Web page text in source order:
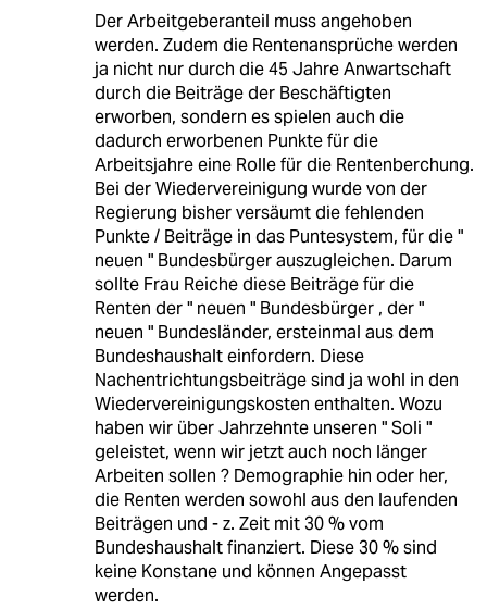
Der Arbeitgeberanteil muss angehoben
werden. Zudem die Rentenansprüche werden
ja nicht nur durch die 45 Jahre Anwartschaft
durch die Beiträge der Beschäftigten
erworben, sondern es spielen auch die
dadurch erworbenen Punkte für die
Arbeitsjahre eine Rolle für die Rentenberchung.
Bei der Wiedervereinigung wurde von der
Regierung bisher versäumt die fehlenden
Punkte / Beiträge in das Puntesystem, für die "
neuen " Bundesbürger auszugleichen. Darum
sollte Frau Reiche diese Beiträge für die
Renten der " neuen " Bundesbürger , der "
neuen " Bundesländer, ersteinmal aus dem
Bundeshaushalt einfordern. Diese
Nachentrichtungsbeiträge sind ja wohl in den
Wiedervereinigungskosten enthalten. Wozu
haben wir über Jahrzehnte unseren " Soli "
geleistet, wenn wir jetzt auch noch länger
Arbeiten sollen ? Demographie hin oder her,
die Renten werden sowohl aus den laufenden
Beiträgen und - z. Zeit mit 30 % vom
Bundeshaushalt finanziert. Diese 30 % sind
keine Konstane und können Angepasst
werden.